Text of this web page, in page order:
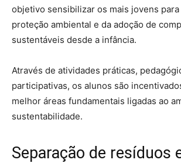
objetivo sensibilizar os mais jovens
proteção ambiental e da adoção de
sustentáveis desde a infância.
Através de atividades práticas,
participativas, os alunos são
melhor áreas fundamentais ligadas ao
sustentabilidade.
Separação de resíduos